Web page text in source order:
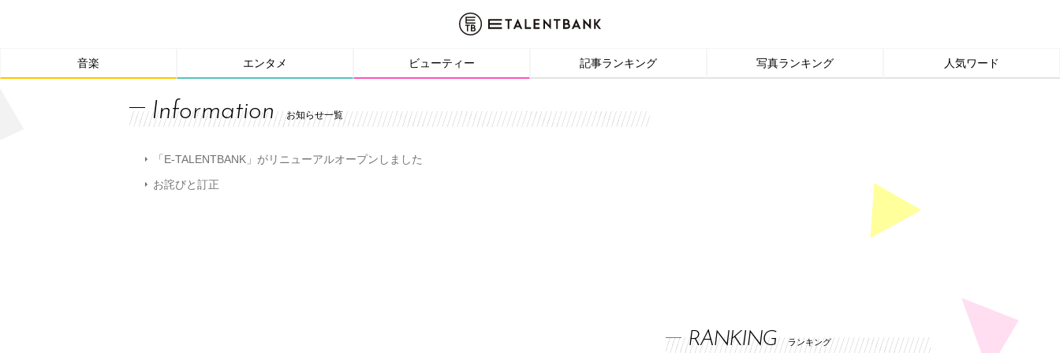
音楽 エンタメ ビューティー 記事ランキング 写真ランキング 人気ワード
Information お知らせ一覧
「E-TALENTBANK」がリニューアルオープンしました
お詫びと訂正
RANKING ランキング